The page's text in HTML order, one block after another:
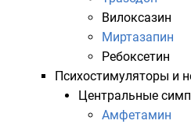
Вилоксазин
Миртазапин
Ребоксетин
Психостимуляторы и
Центральные
Амфетамин